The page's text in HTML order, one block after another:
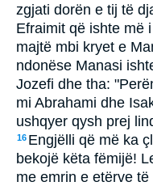
zgjati dorën e tij të
Efraimit që ishte më
majtë mbi kryet e
ndonëse Manasi
Jozefi dhe tha:
mi Abrahami dhe
ushqyer qysh prej
16 Engjëlli që më ka
bekojë këta fëmijë!
me emrin e etërve